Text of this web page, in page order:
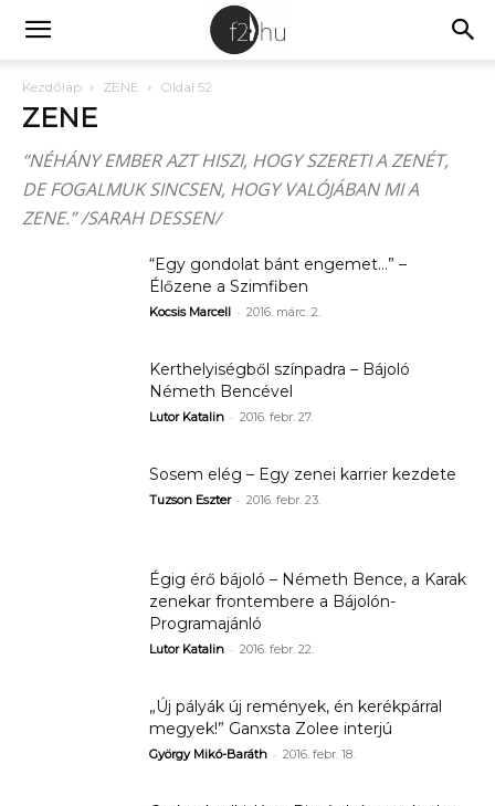
Kezdőlap ZENE Oldal 52
ZENE
“NÉHÁNY EMBER AZT HISZI, HOGY SZERETI A ZENÉT,
DE FOGALMUK SINCSEN, HOGY VALÓJÁBAN MI A
ZENE.” /SARAH DESSEN/
“Egy gondolat bánt engemet…” –
Élőzene a Szimfiben
Kocsis Marcell - 2016. márc. 2.
Kerthelyiségből színpadra – Bájoló
Németh Bencével
Lutor Katalin - 2016. febr. 27.
Sosem elég – Egy zenei karrier kezdete
Tuzson Eszter - 2016. febr. 23.
Égig érő bájoló – Németh Bence, a Karak
zenekar frontembere a Bájolón-
Programajánló
Lutor Katalin - 2016. febr. 22.
„Új pályák új remények, én kerékpárral
megyek!” Ganxsta Zolee interjú
György Mikó-Baráth - 2016. febr. 18.